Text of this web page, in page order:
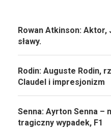
Rowan Atkinson: Aktor,
sławy.
Rodin: Auguste Rodin,
Claudel i impresjonizm
Senna: Ayrton Senna –
tragiczny wypadek, F1